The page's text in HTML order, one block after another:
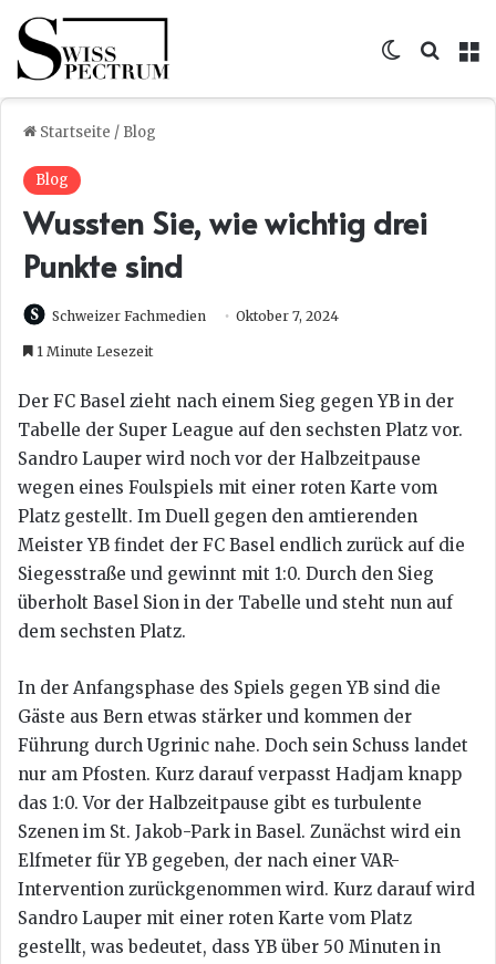
Skin
Startseite / Blog
Blog
Wussten Sie, wie wichtig drei
Punkte sind
Schweizer Fachmedien Oktober 7, 2024
1 Minute Lesezeit
Der FC Basel zieht nach einem Sieg gegen YB in der
Tabelle der Super League auf den sechsten Platz vor.
Sandro Lauper wird noch vor der Halbzeitpause
wegen eines Foulspiels mit einer roten Karte vom
Platz gestellt. Im Duell gegen den amtierenden
Meister YB findet der FC Basel endlich zurück auf die
Siegesstraße und gewinnt mit 1:0. Durch den Sieg
überholt Basel Sion in der Tabelle und steht nun auf
dem sechsten Platz.
In der Anfangsphase des Spiels gegen YB sind die
Gäste aus Bern etwas stärker und kommen der
Führung durch Ugrinic nahe. Doch sein Schuss landet
nur am Pfosten. Kurz darauf verpasst Hadjam knapp
das 1:0. Vor der Halbzeitpause gibt es turbulente
Szenen im St. Jakob-Park in Basel. Zunächst wird ein
Elfmeter für YB gegeben, der nach einer VAR-
Intervention zurückgenommen wird. Kurz darauf wird
Sandro Lauper mit einer roten Karte vom Platz
gestellt, was bedeutet, dass YB über 50 Minuten in